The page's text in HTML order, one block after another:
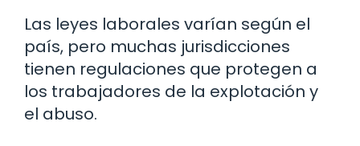
Las leyes laborales varían según el
país, pero muchas jurisdicciones
tienen regulaciones que protegen a
los trabajadores de la explotación y
el abuso.